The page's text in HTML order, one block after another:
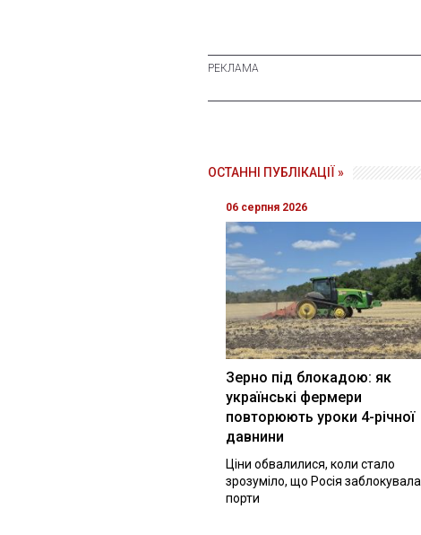
ОСТАННІ ПУБЛІКАЦІЇ »
06 серпня 2026
Зерно під блокадою: як
українські фермери
повторюють уроки 4-річної
давнини
Ціни обвалилися, коли стало
зрозуміло, що Росія заблокувала
порти